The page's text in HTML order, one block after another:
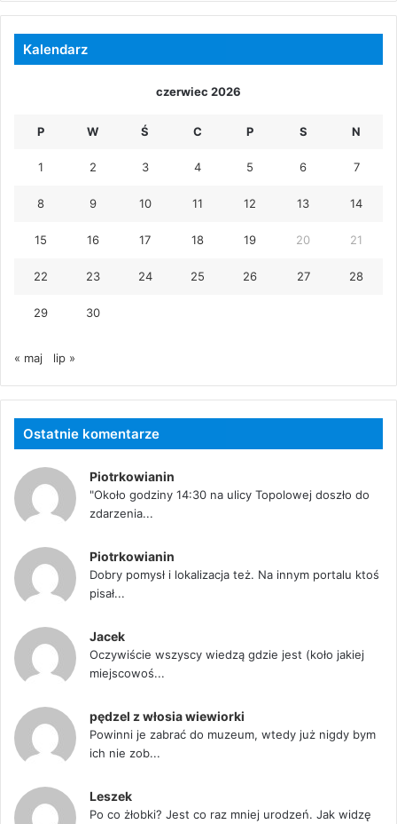
Kalendarz
czerwiec 2026
P W Ś C P S N
1 2 3 4 5 6 7
8 9 10 11 12 13 14
15 16 17 18 19 20 21
22 23 24 25 26 27 28
29 30
« maj lip »
Ostatnie komentarze
Piotrkowianin
"Około godziny 14:30 na ulicy Topolowej doszło do
zdarzenia...
Piotrkowianin
Dobry pomysł i lokalizacja też. Na innym portalu ktoś
pisał...
Jacek
Oczywiście wszyscy wiedzą gdzie jest (koło jakiej
miejscowoś...
pędzel z włosia wiewiorki
Powinni je zabrać do muzeum, wtedy już nigdy bym
ich nie zob...
Leszek
Po co żłobki? Jest co raz mniej urodzeń. Jak widzę